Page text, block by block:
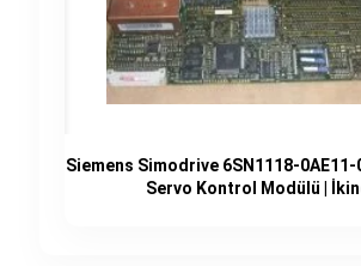
Siemens Simodrive 6SN1118-0AE11-
Servo Kontrol Modülü |